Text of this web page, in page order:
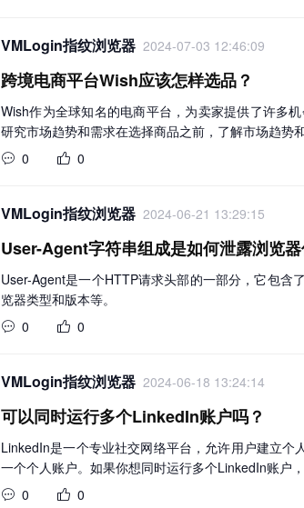
VMLogin指纹浏览器 2024-07-03 12:46:09
跨境电商平台Wish应该怎样选品？
Wish作为全球知名的电商平台，为卖家提供了许多
研究市场趋势和需求在选择商品之前，了解市场趋势
0
0
VMLogin指纹浏览器 2024-06-21 13:29:15
User-Agent字符串组成是如何泄露浏览器
User-Agent是一个HTTP请求头部的一部分，它包含
览器类型和版本等。
0
0
VMLogin指纹浏览器 2024-06-18 13:24:14
可以同时运行多个LinkedIn账户吗？
LinkedIn是一个专业社交网络平台，允许用户建立
一个个人账户。如果你想同时运行多个LinkedIn账户，
0
0